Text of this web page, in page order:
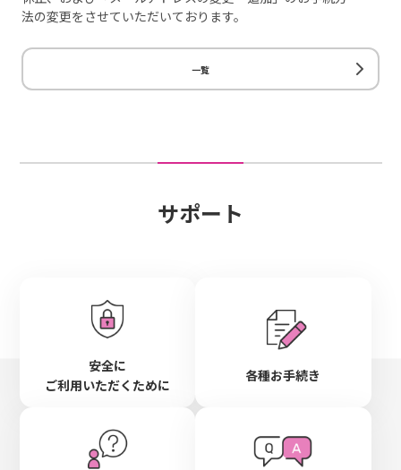
法の変更をさせていただいております。
一覧
サポート
安全に
ご利用いただくために
各種お手続き